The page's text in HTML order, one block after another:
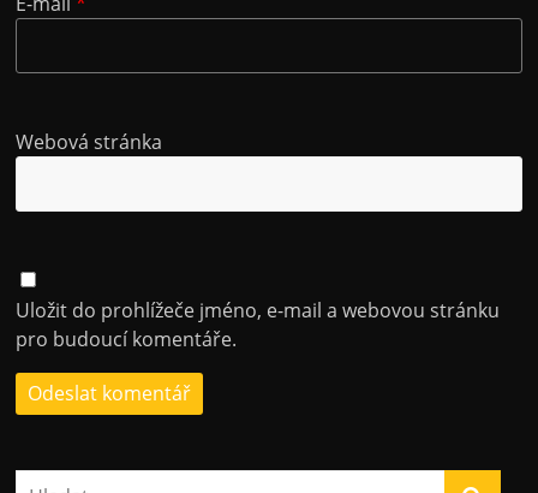
Webová stránka
Uložit do prohlížeče jméno, e-mail a webovou stránku
pro budoucí komentáře.